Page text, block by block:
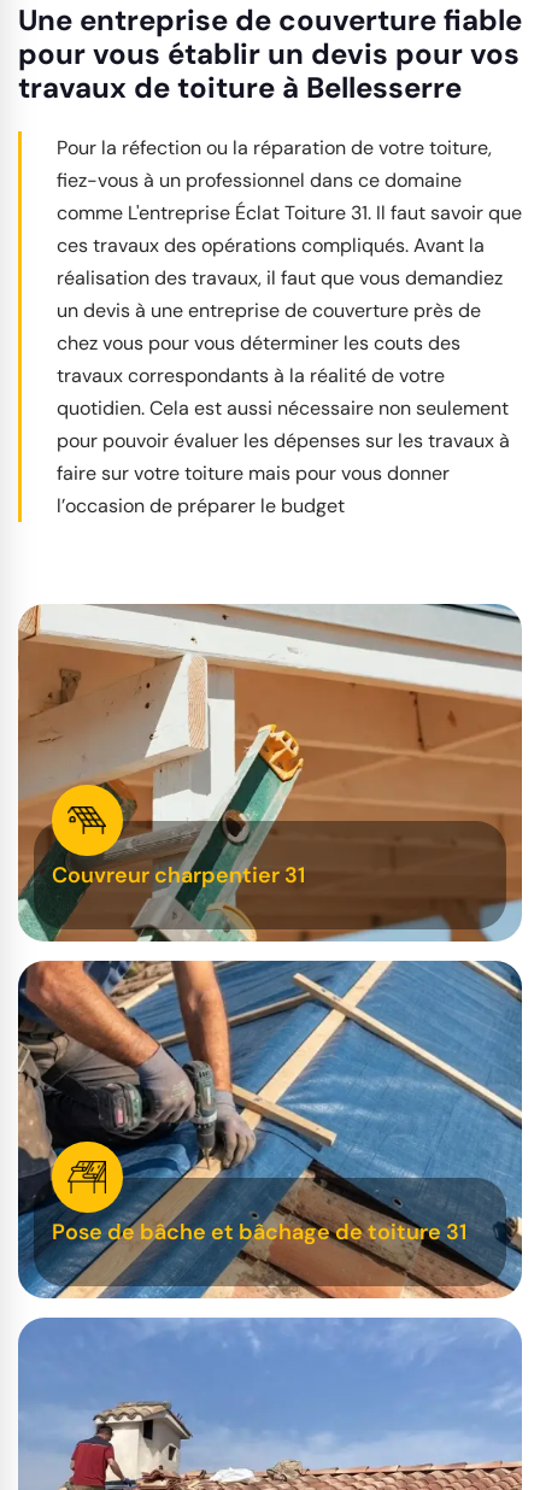
Une entreprise de couverture fiable
pour vous établir un devis pour vos
travaux de toiture à Bellesserre
Pour la réfection ou la réparation de votre toiture,
fiez-vous à un professionnel dans ce domaine
comme L'entreprise Éclat Toiture 31. Il faut savoir que
ces travaux des opérations compliqués. Avant la
réalisation des travaux, il faut que vous demandiez
un devis à une entreprise de couverture près de
chez vous pour vous déterminer les couts des
travaux correspondants à la réalité de votre
quotidien. Cela est aussi nécessaire non seulement
pour pouvoir évaluer les dépenses sur les travaux à
faire sur votre toiture mais pour vous donner
l’occasion de préparer le budget
Couvreur charpentier 31
Pose de bâche et bâchage de toiture 31